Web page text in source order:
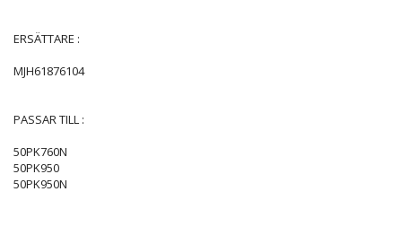
ERSÄTTARE :
MJH61876104
PASSAR TILL :
50PK760N
50PK950
50PK950N